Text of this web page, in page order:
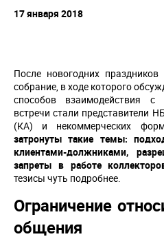
17 января 2018
После новогодних
собрание, в ходе которого
способов взаимодействия с
встречи стали представители
(КА) и некоммерческих
затронуты такие темы:
клиентами-должниками,
запреты в работе
тезисы чуть подробнее.
Ограничение
общения